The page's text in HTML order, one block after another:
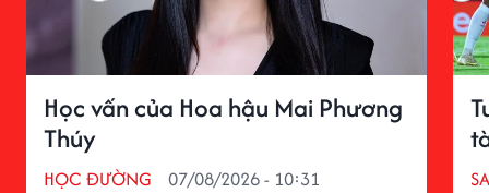
Học vấn của Hoa hậu Mai Phương
Thúy
HỌC ĐƯỜNG 07/08/2026 - 10:31